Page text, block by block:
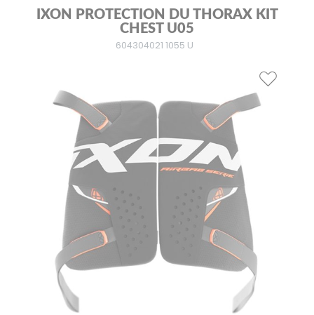
IXON PROTECTION DU THORAX KIT
CHEST U05
604304021 1055 U